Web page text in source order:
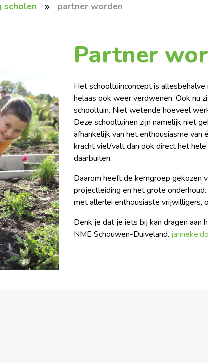
scholen partner worden
Partner
Het schooltuinconcept is
helaas ook weer verdwenen. Ook nu
schooltuin. Niet wetende hoeveel
Deze schooltuinen zijn namelijk niet
afhankelijk van het enthousiasme van
kracht viel/valt dan ook direct het
daarbuiten.
Daarom heeft de kerngroep gekozen
projectleiding en het grote
met allerlei enthousiaste vrijwilligers,
Denk je dat je iets bij kan dragen aan
NME Schouwen-Duiveland.